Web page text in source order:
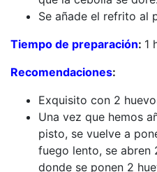
Se añade el refrito al
Tiempo de preparación: 1
Recomendaciones:
Exquisito con 2
Una vez que hemos
pisto, se vuelve a
fuego lento, se abren
donde se ponen 2